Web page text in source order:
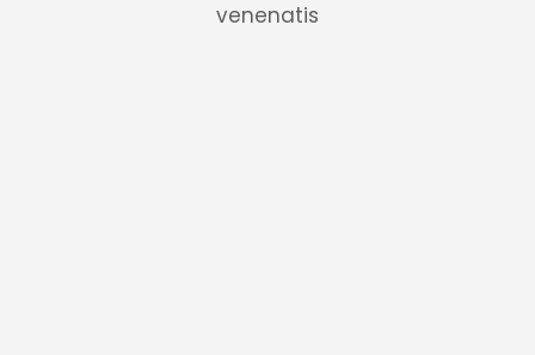
venenatis